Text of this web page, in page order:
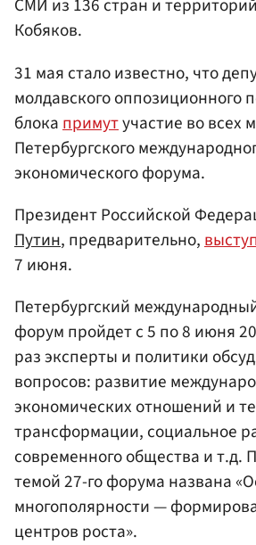
СМИ из 136 стран и
Кобяков.
31 мая стало известно, что
молдавского оппозиционного
блока примутучастие во всех
Петербургского
экономического форума.
Президент Российской
Путин, предварительно,
7 июня.
Петербургский
форум пройдет с 5 по 8 июня
раз эксперты и политики
вопросов: развитие
экономических отношений и
трансформации, социальное
современного общества и т.д.
темой 27-го форума названа
многополярности —
центров роста».